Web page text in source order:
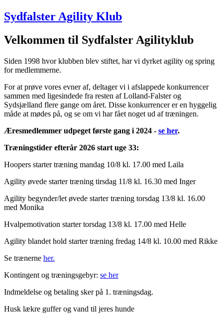
Sydfalster Agility Klub
Velkommen til Sydfalster Agilityklub
Siden 1998 hvor klubben blev stiftet, har vi dyrket agility og spring
for medlemmerne.
For at prøve vores evner af, deltager vi i afslappede konkurrencer
sammen med ligesindede fra resten af Lolland-Falster og
Sydsjælland flere gange om året. Disse konkurrencer er en hyggelig
måde at mødes på, og se om vi har fået noget ud af træningen.
Æresmedlemmer udpeget første gang i 2024 - se her.
Træningstider efterår 2026 start uge 33:
Hoopers starter træning mandag 10/8 kl. 17.00 med Laila
Agility øvede starter træning tirsdag 11/8 kl. 16.30 med Inger
Agility begynder/let øvede starter træning torsdag 13/8 kl. 16.00
med Monika
Hvalpemotivation starter torsdag 13/8 kl. 17.00 med Helle
Agility blandet hold starter træning fredag 14/8 kl. 10.00 med Rikke
Se trænerne her.
Kontingent og træningsgebyr: se her
Indmeldelse og betaling sker på 1. træningsdag.
Husk lækre guffer og vand til jeres hunde